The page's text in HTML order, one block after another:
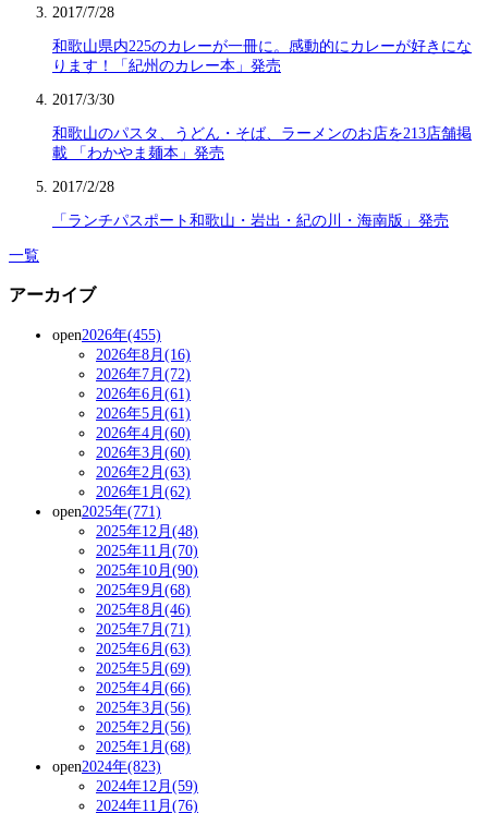
2017/7/28
和歌山県内225のカレーが一冊に。感動的にカレーが好きにな
ります！「紀州のカレー本」発売
2017/3/30
和歌山のパスタ、うどん・そば、ラーメンのお店を213店舗掲
載 「わかやま麺本」発売
2017/2/28
「ランチパスポート和歌山・岩出・紀の川・海南版」発売
一覧
アーカイブ
open2026年(455)
2026年8月(16)
2026年7月(72)
2026年6月(61)
2026年5月(61)
2026年4月(60)
2026年3月(60)
2026年2月(63)
2026年1月(62)
open2025年(771)
2025年12月(48)
2025年11月(70)
2025年10月(90)
2025年9月(68)
2025年8月(46)
2025年7月(71)
2025年6月(63)
2025年5月(69)
2025年4月(66)
2025年3月(56)
2025年2月(56)
2025年1月(68)
open2024年(823)
2024年12月(59)
2024年11月(76)